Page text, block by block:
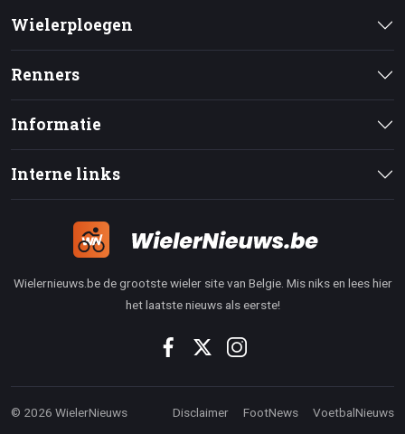
Wielerploegen
Renners
Informatie
Interne links
Wielernieuws.be de grootste wieler site van Belgie. Mis niks en lees hier
het laatste nieuws als eerste!
© 2026 WielerNieuws Disclaimer FootNews VoetbalNieuws